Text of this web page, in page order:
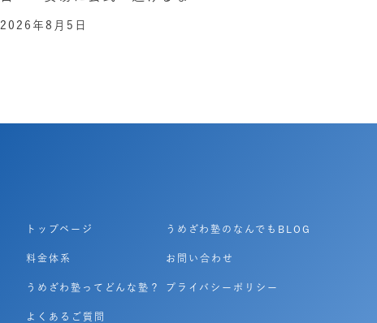
2026年8月5日
トップページ
料金体系
うめざわ塾ってどんな塾？
よくあるご質問
うめざわ塾のなんでもBLOG
お問い合わせ
プライバシーポリシー